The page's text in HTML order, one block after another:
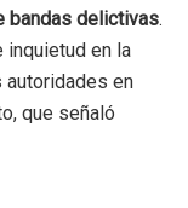
bandas delictivas.
inquietud en la
autoridades en
que señaló